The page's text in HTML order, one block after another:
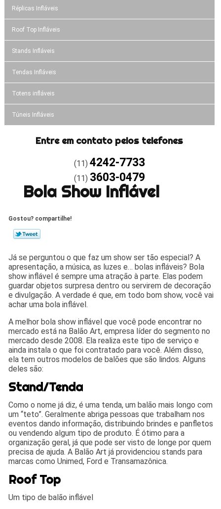
Réplicas Infláveis
Roof Top Infláveis
Stands Infláveis
Tendas Infláveis
Totens infláveis
Túneis Infláveis
Entre em contato pelos telefones
(11) 4242-7733
(11) 3603-0479
Bola Show Inflável
Gostou? compartilhe!
Já se perguntou o que faz um show ser tão especial? A
apresentação, a música, as luzes e… bolas infláveis? Bola
show inflável é sempre uma atração à parte. Elas podem
guardar objetos surpresa dentro ou servirem de decoração
e divulgação. A verdade é que, em todo bom show, você vai
achar uma bola inflável.
A melhor bola show inflável que você pode encontrar no
mercado está na Balão Art, empresa líder do segmento no
mercado desde 2008. Ela realiza este tipo de serviço e
ainda instala o que foi contratado para você. Além disso,
ela tem outros modelos de balões que são lindos. Alguns
deles são:
Stand/Tenda
Como o nome já diz, é uma tenda, um balão mais longo com
um “teto”. Geralmente abriga pessoas que trabalham nos
eventos dando informação, distribuindo brindes e panfletos
ou vendendo algum tipo de produto. É ótimo para a
organização geral, já que pode ser visto de longe por quem
precisa de ajuda. A Balão Art já providenciou stands para
marcas como Unimed, Ford e Transamazônica.
Roof Top
Um tipo de balão inflável